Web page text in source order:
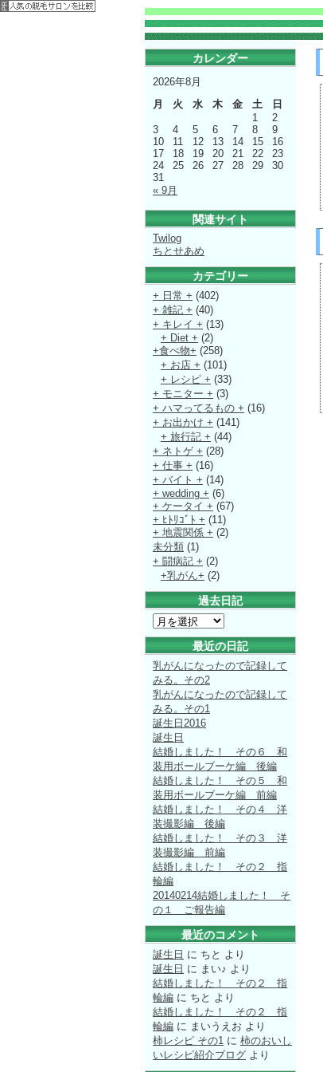
カレンダー
2026年8月
月
火 水 木 金 土 日
« 9月
1
2
3
4 5 6 7 8
9
10
11 12 13 14 15
16
17
18 19 20 21 22
23
24
25 26 27 28 29
30
31
関連サイト
Twilog
ちとせあめ
カテゴリー
+ 日常 + (402)
+ 雑記 + (40)
+ キレイ + (13)
+ Diet + (2)
+食べ物+ (258)
+ お店 + (101)
+ レシピ + (33)
+ モニター + (3)
+ ハマってるもの + (16)
+ お出かけ + (141)
+ 旅行記 + (44)
+ ネトゲ + (28)
+ 仕事 + (16)
+ バイト + (14)
+ wedding + (6)
+ ケータイ + (67)
+ ﾋﾄﾘｺﾞﾄ + (11)
+ 地震関係 + (2)
未分類 (1)
+ 闘病記 + (2)
+乳がん+ (2)
過去日記
最近の日記
乳がんになったので記録して
みる。その2
乳がんになったので記録して
みる。その1
誕生日2016
誕生日
結婚しました！ その６ 和
装用ボールブーケ編 後編
結婚しました！ その５ 和
装用ボールブーケ編 前編
結婚しました！ その４ 洋
装撮影編 後編
結婚しました！ その３ 洋
装撮影編 前編
結婚しました！ その２ 指
輪編
20140214結婚しました！ そ
の１ ご報告編
最近のコメント
誕生日 に ちと より
誕生日 に まい♪ より
結婚しました！ その２ 指
輪編 に ちと より
結婚しました！ その２ 指
輪編 に まいうえお より
柿レシピ その1 に 柿のおいし
いレシピ紹介ブログ より